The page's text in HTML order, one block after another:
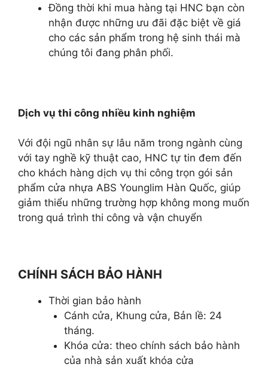
Đồng thời khi mua hàng tại HNC bạn còn
nhận được những ưu đãi đặc biệt về giá
cho các sản phẩm trong hệ sinh thái mà
chúng tôi đang phân phối.
Dịch vụ thi công nhiều kinh nghiệm
Với đội ngũ nhân sự lâu năm trong ngành cùng
với tay nghề kỹ thuật cao, HNC tự tin đem đến
cho khách hàng dịch vụ thi công trọn gói sản
phẩm cửa nhựa ABS Younglim Hàn Quốc, giúp
giảm thiểu những trường hợp không mong muốn
trong quá trình thi công và vận chuyển
CHÍNH SÁCH BẢO HÀNH
Thời gian bảo hành
Cánh cửa, Khung cửa, Bản lề: 24
tháng.
Khóa cửa: theo chính sách bảo hành
của nhà sản xuất khóa cửa